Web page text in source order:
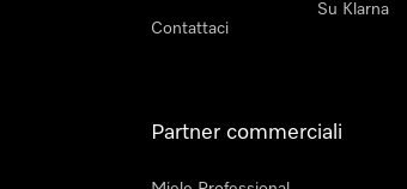
Contattaci
Su Klarna
Partner commerciali